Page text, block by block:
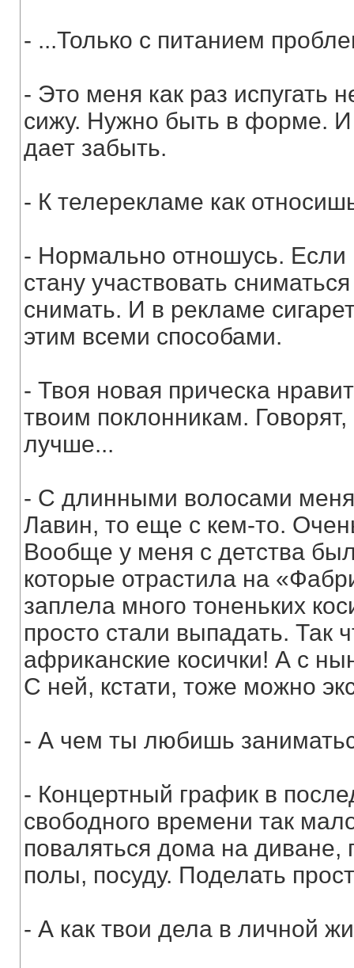
- ...Только с питанием
- Это меня как раз испугать
сижу. Нужно быть в форме. И
дает забыть.
- К телерекламе как
- Нормально отношусь. Если
стану участвовать
снимать. И в рекламе
этим всеми способами.
- Твоя новая прическа
твоим поклонникам.
лучше...
- С длинными волосами
Лавин, то еще с кем-то.
Вообще у меня с детства
которые отрастила на
заплела много тоненьких
просто стали выпадать. Так
африканские косички! А с
С ней, кстати, тоже можно
- А чем ты любишь
- Концертный график в
свободного времени так
поваляться дома на диване,
полы, посуду. Поделать
- А как твои дела в личной